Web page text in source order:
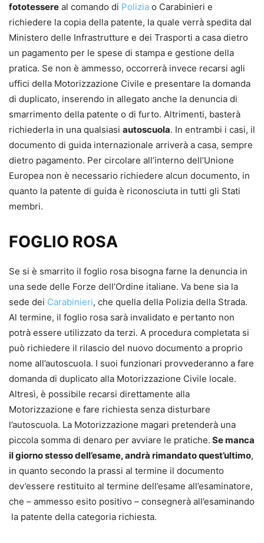
fototessere al comando di Polizia o Carabinieri e
richiedere la copia della patente, la quale verrà spedita dal
Ministero delle Infrastrutture e dei Trasporti a casa dietro
un pagamento per le spese di stampa e gestione della
pratica. Se non è ammesso, occorrerà invece recarsi agli
uffici della Motorizzazione Civile e presentare la domanda
di duplicato, inserendo in allegato anche la denuncia di
smarrimento della patente o di furto. Altrimenti, basterà
richiederla in una qualsiasi autoscuola. In entrambi i casi, il
documento di guida internazionale arriverà a casa, sempre
dietro pagamento. Per circolare all’interno dell’Unione
Europea non è necessario richiedere alcun documento, in
quanto la patente di guida è riconosciuta in tutti gli Stati
membri.
FOGLIO ROSA
Se si è smarrito il foglio rosa bisogna farne la denuncia in
una sede delle Forze dell’Ordine italiane. Va bene sia la
sede dei Carabinieri, che quella della Polizia della Strada.
Al termine, il foglio rosa sarà invalidato e pertanto non
potrà essere utilizzato da terzi. A procedura completata si
può richiedere il rilascio del nuovo documento a proprio
nome all’autoscuola. I suoi funzionari provvederanno a fare
domanda di duplicato alla Motorizzazione Civile locale.
Altresì, è possibile recarsi direttamente alla
Motorizzazione e fare richiesta senza disturbare
l’autoscuola. La Motorizzazione magari pretenderà una
piccola somma di denaro per avviare le pratiche. Se manca
il giorno stesso dell’esame, andrà rimandato quest’ultimo,
in quanto secondo la prassi al termine il documento
dev’essere restituito al termine dell’esame all’esaminatore,
che – ammesso esito positivo – consegnerà all’esaminando
la patente della categoria richiesta.